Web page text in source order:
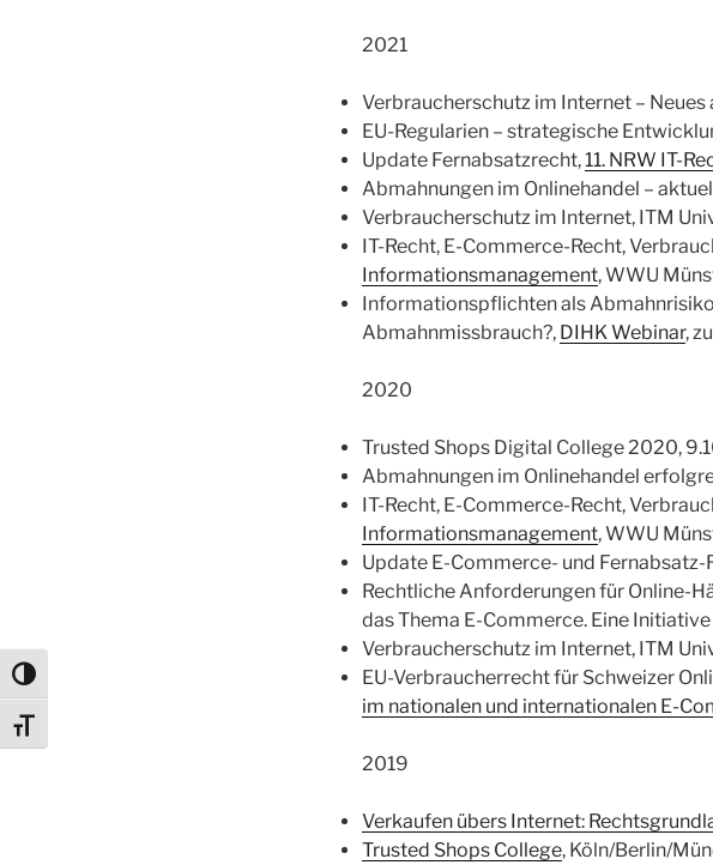
Umschalten auf hohe Kontraste
Schrift vergrößern
2021
Verbraucherschutz im Internet – Neues
EU-Regularien – strategische
Update Fernabsatzrecht,11. NRW IT-
Abmahnungen im Onlinehandel –
Verbraucherschutz im Internet, ITM
IT-Recht, E-Commerce-Recht,
Informationsmanagement, WWU
Informationspflichten als
Abmahnmissbrauch?, DIHK Webinar,
2020
Trusted Shops Digital College 2020,
Abmahnungen im Onlinehandel
IT-Recht, E-Commerce-Recht,
Informationsmanagement, WWU
Update E-Commerce- und Fernabsatz-
Rechtliche Anforderungen für Online-
das Thema E-Commerce. Eine
Verbraucherschutz im Internet, ITM
EU-Verbraucherrecht für Schweizer
im nationalen und internationalen E-
2019
Verkaufen übers Internet:
Trusted Shops College, Köln/Berlin/